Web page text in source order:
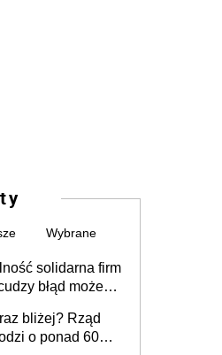
Wybrane
solidarna firm
błąd może
bliżej? Rząd
o ponad 60